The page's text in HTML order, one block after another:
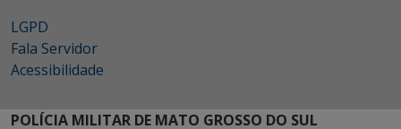
LGPD
Fala Servidor
Acessibilidade
POLÍCIA MILITAR DE MATO GROSSO DO SUL